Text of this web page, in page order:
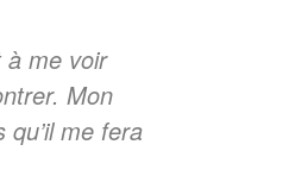
à me voir
Mon
me fera